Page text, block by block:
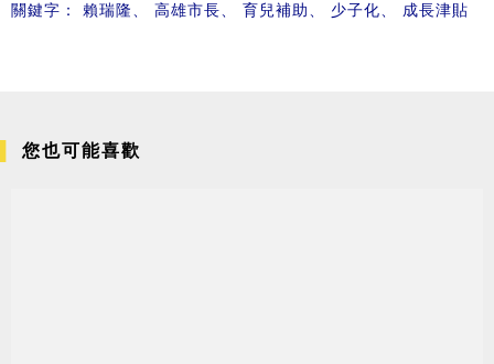
關鍵字： 賴瑞隆 高雄市長 育兒補助 少子化 成長津貼
您也可能喜歡